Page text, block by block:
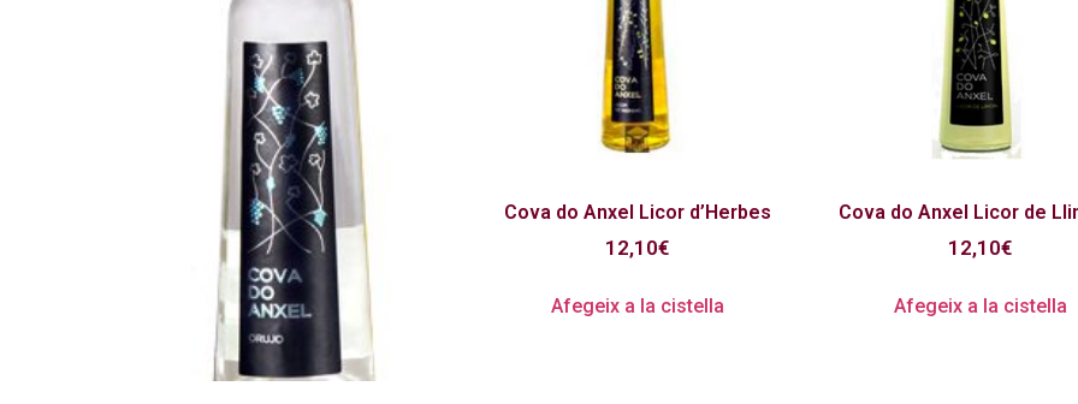
Cova do Anxel Licor d’Herbes
12,10€
Afegeix a la cistella
Cova do Anxel Licor de
12,10€
Afegeix a la cistella